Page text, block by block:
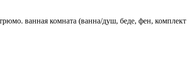
ванная комната (ванна/душ, беде, фен, комплект